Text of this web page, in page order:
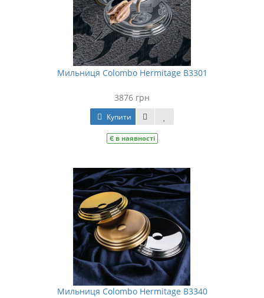
Мильниця Colombo Hermitage B3301
3876 грн
Купити
Є в наявності
Мильниця Colombo Hermitage B3340